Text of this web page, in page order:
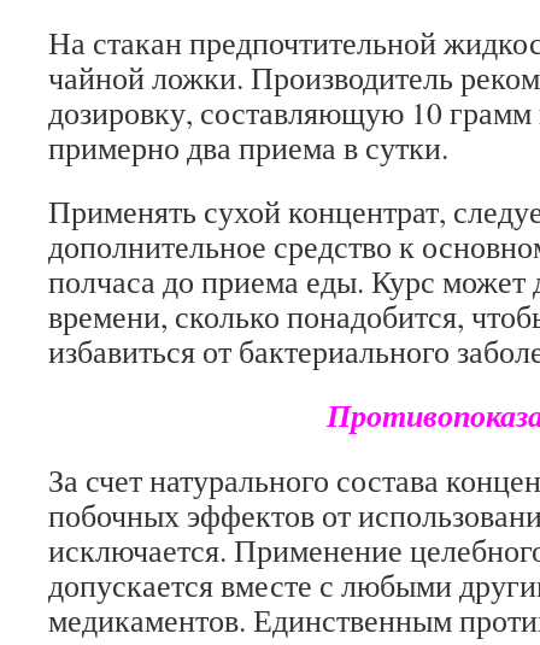
На стакан предпочтительной
чайной ложки. Производитель
дозировку, составляющую 10 грамм
примерно два приема в сутки.
Применять сухой концентрат,
дополнительное средство к
полчаса до приема еды. Курс может
времени, сколько понадобится,
избавиться от бактериального
За счет натурального состава
побочных эффектов от
исключается. Применение
допускается вместе с любыми
медикаментов. Единственным